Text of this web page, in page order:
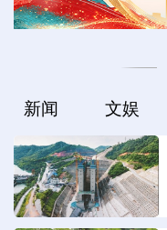
新闻 文娱